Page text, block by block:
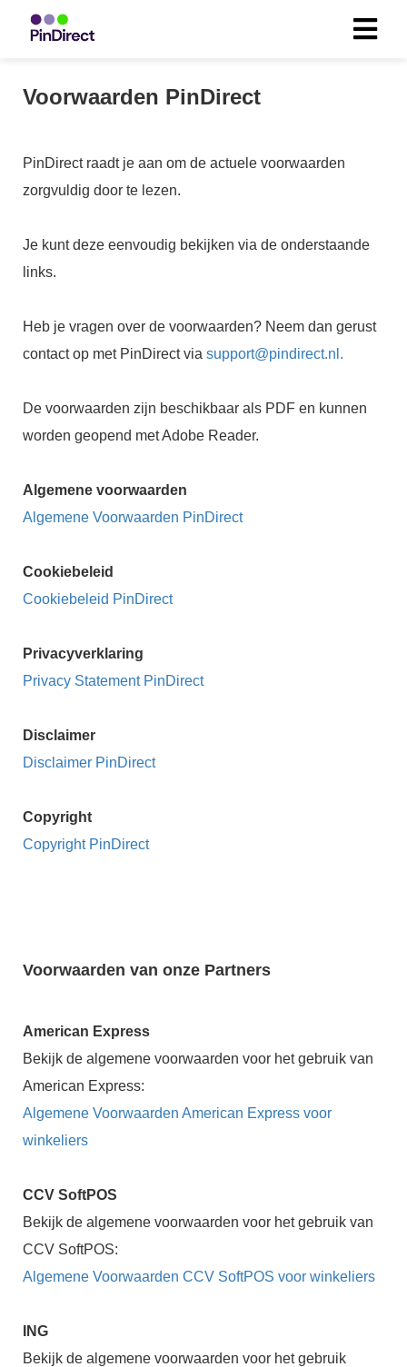
Voorwaarden PinDirect
PinDirect raadt je aan om de actuele voorwaarden
zorgvuldig door te lezen.
Je kunt deze eenvoudig bekijken via de onderstaande
links.
Heb je vragen over de voorwaarden? Neem dan gerust
contact op met PinDirect via support@pindirect.nl.
De voorwaarden zijn beschikbaar als PDF en kunnen
worden geopend met Adobe Reader.
Algemene voorwaarden
Algemene Voorwaarden PinDirect
Cookiebeleid
Cookiebeleid PinDirect
Privacyverklaring
Privacy Statement PinDirect
Disclaimer
Disclaimer PinDirect
Copyright
Copyright PinDirect
Voorwaarden van onze Partners
American Express
Bekijk de algemene voorwaarden voor het gebruik van
American Express:
Algemene Voorwaarden American Express voor
winkeliers
CCV SoftPOS
Bekijk de algemene voorwaarden voor het gebruik van
CCV SoftPOS:
Algemene Voorwaarden CCV SoftPOS voor winkeliers
ING
Bekijk de algemene voorwaarden voor het gebruik
zijn
Ze
gebruikt
kan de
niet
om
van
op
te
Hierdoor